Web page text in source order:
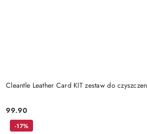
Cleantle Leather Card KIT zestaw do
Cena:
99.90
-17%